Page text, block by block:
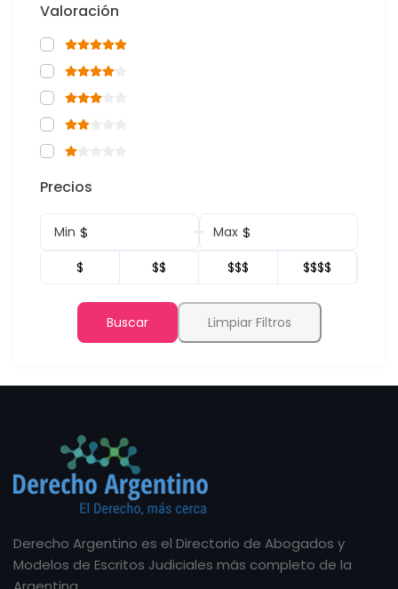
Valoración
Precios
Min $ Max $
$ $$ $$$ $$$$
Buscar Limpiar Filtros
Derecho Argentino es el Directorio de Abogados y
Modelos de Escritos Judiciales más completo de la